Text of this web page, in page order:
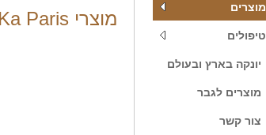
מוצרים
טיפולים
יונקה בארץ ובעולם
מוצרים לגבר
צור קשר
מוצרי Yon-Ka Paris